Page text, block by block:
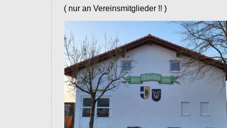
( nur an Vereinsmitglieder !! )